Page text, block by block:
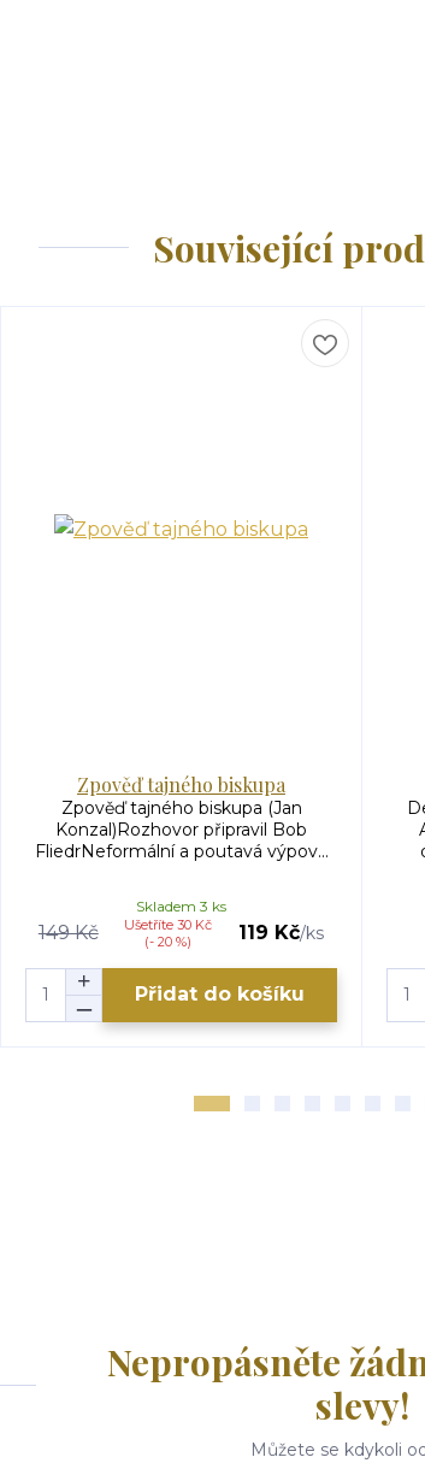
Související
Zpověď tajného biskupa
Zpověď tajného biskupa (Jan
Konzal)Rozhovor připravil Bob
FliedrNeformální a poutavá výpov...
149 Kč
Ušetříte 30 Kč
(- 20 %)
119 Kč/ks
Skladem 3 ks
Přidat do košíku
Nepropásněte
slevy!
Můžete se kdykoli